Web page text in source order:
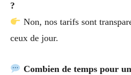
?
Non, nos tarifs sont
ceux de jour.
Combien de temps pour